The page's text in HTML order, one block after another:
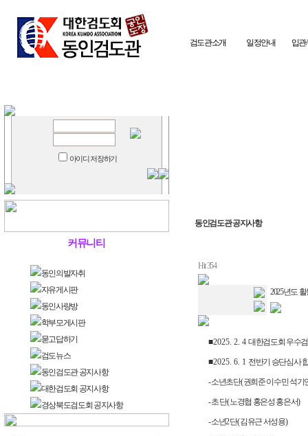
검도관소개 일정안내 입관
아이디 저장하기
커뮤니티
동인의발자취
자유게시판
동인사랑방
학부모게시판
묻고답하기
검도뉴스
동인검도관 공지사항
대한검도회 공지사항
경상북도검도회 공지사항
동인검도관 공지사항
Hit 354
2025년도
■2025. 2. 4 대한검도회 우수
■2025. 6. 1 전반기 승단심사
-소년초단(권희준 이수민 석기
-초 단(노경협 홍은성 홍은서)
-소년2단(김유근 서성용)